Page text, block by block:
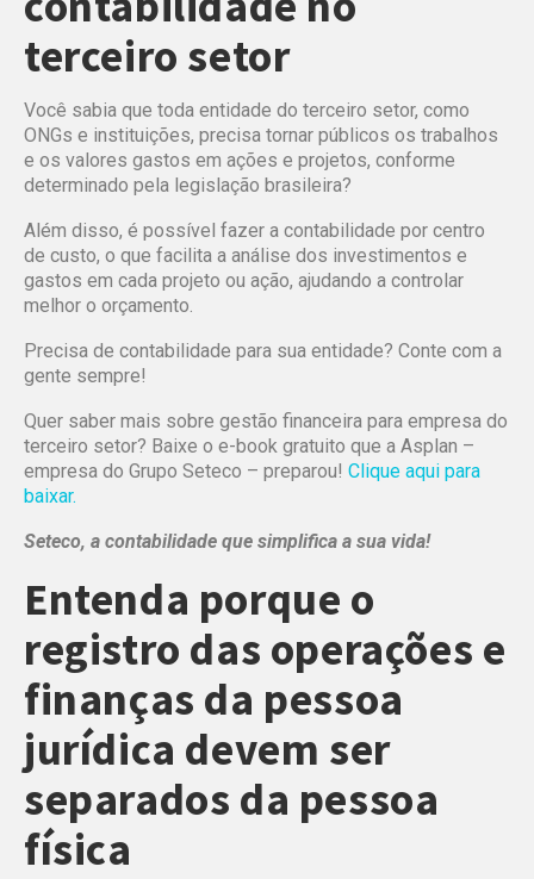
terceiro setor
Você sabia que toda entidade do terceiro setor, como
ONGs e instituições, precisa tornar públicos os trabalhos
e os valores gastos em ações e projetos, conforme
determinado pela legislação brasileira?
Além disso, é possível fazer a contabilidade por centro
de custo, o que facilita a análise dos investimentos e
gastos em cada projeto ou ação, ajudando a controlar
melhor o orçamento.
Precisa de contabilidade para sua entidade? Conte com a
gente sempre!
Quer saber mais sobre gestão financeira para empresa do
terceiro setor? Baixe o e-book gratuito que a Asplan –
empresa do Grupo Seteco – preparou! Clique aqui para
baixar.
Seteco, a contabilidade que simplifica a sua vida!
Entenda porque o
registro das operações e
finanças da pessoa
jurídica devem ser
separados da pessoa
física